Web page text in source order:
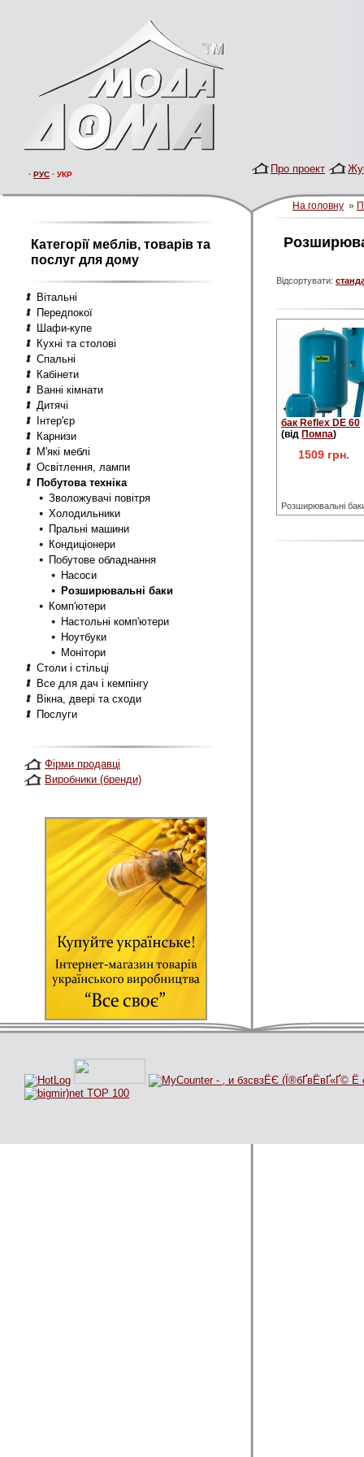
· РУС · УКР Про проект
На головну »
Категорії меблів, товарів та
послуг для дому
Вітальні
Передпокої
Шафи-купе
Кухні та столові
Спальні
Кабінети
Ванні кімнати
Дитячі
Інтер'єр
Карнизи
М'які меблі
Освітлення, лампи
Побутова техніка
Зволожувачі повітря
Холодильники
Пральні машини
Кондиціонери
Побутове обладнання
Насоси
Розширювальні баки
Комп'ютери
Настольні комп'ютери
Ноутбуки
Монітори
Столи і стільці
Все для дач і кемпінгу
Вікна, двері та сходи
Послуги
Фірми продавці
Виробники (бренди)
Відсортувати:
бак Reflex DE 60
(від Помпа)
1509 грн.
Розширювальні